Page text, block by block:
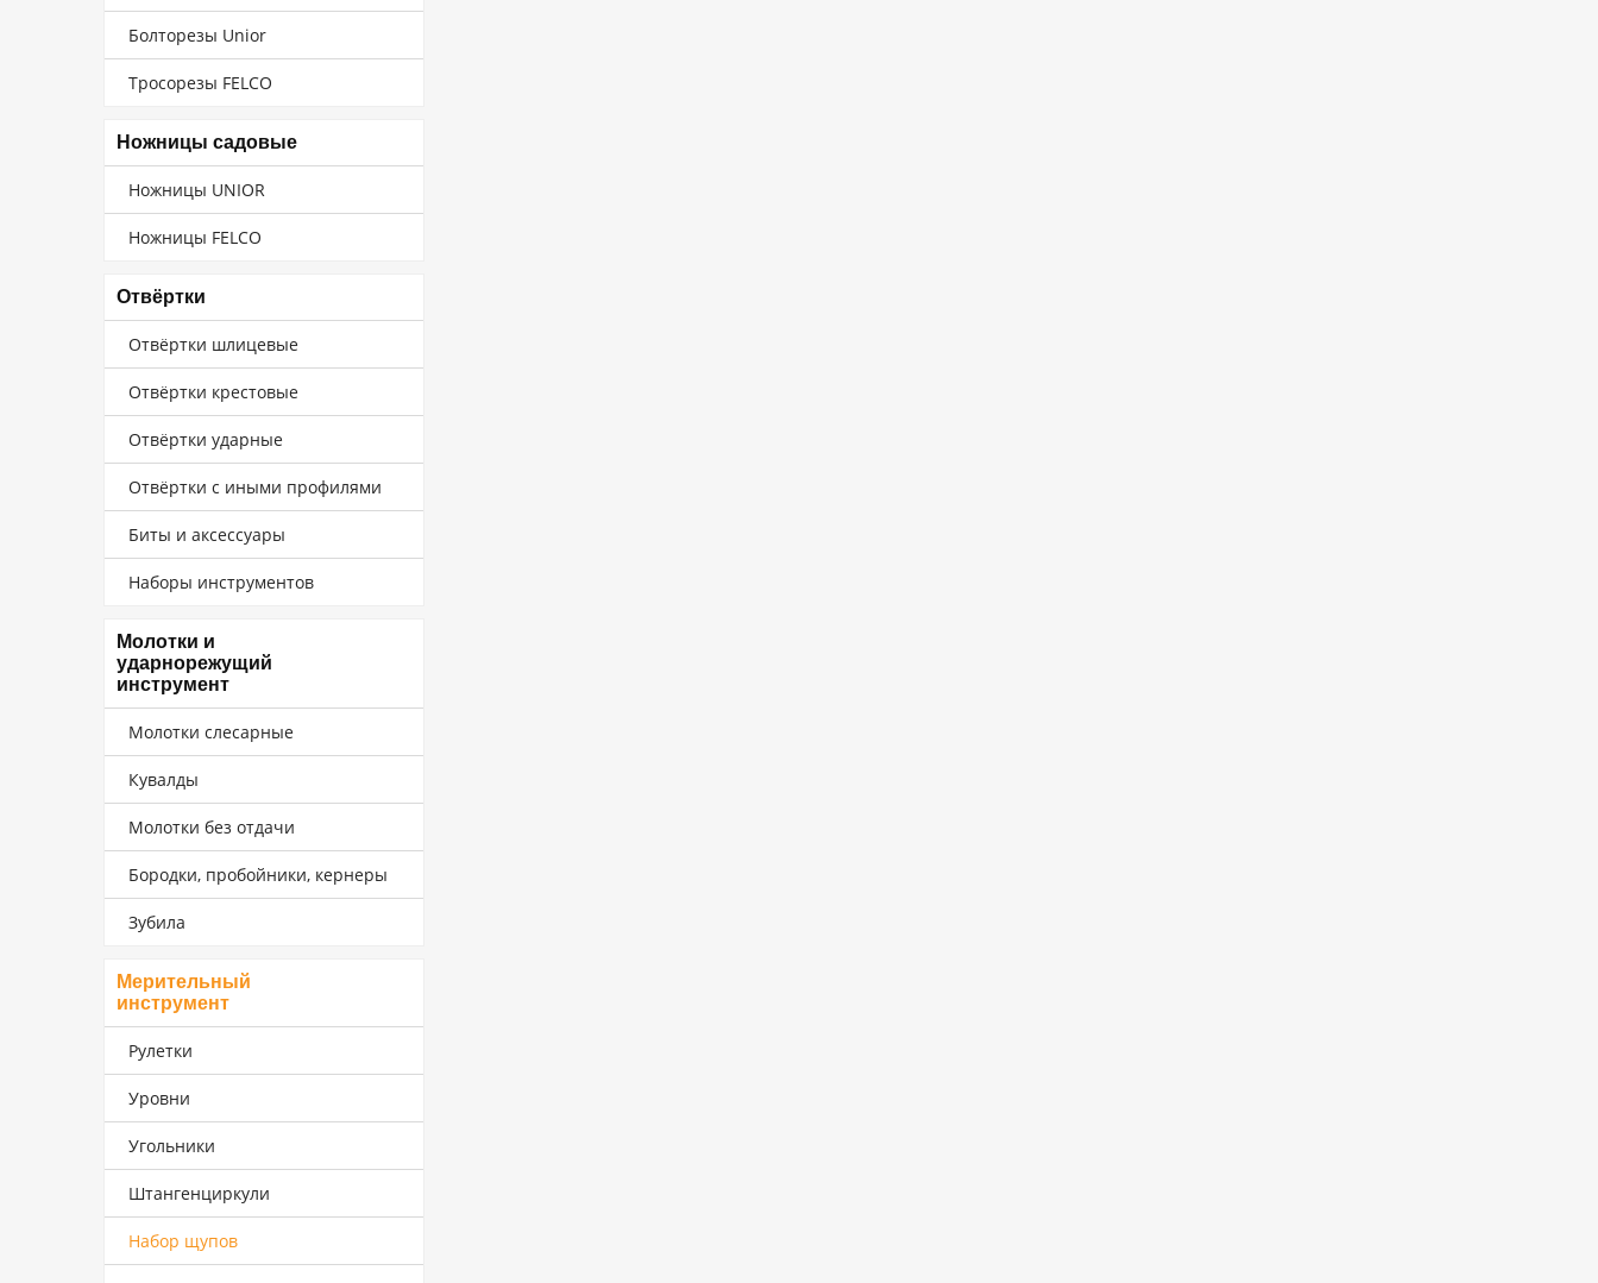
Болторезы Unior
Тросорезы FELCO
Ножницы садовые
Ножницы UNIOR
Ножницы FELCO
Отвёртки
Отвёртки шлицевые
Отвёртки крестовые
Отвёртки ударные
Отвёртки с иными профилями
Биты и аксессуары
Наборы инструментов
Молотки и
ударнорежущий
инструмент
Молотки слесарные
Кувалды
Молотки без отдачи
Бородки, пробойники, кернеры
Зубила
Мерительный
инструмент
Рулетки
Уровни
Угольники
Штангенциркули
Набор щупов